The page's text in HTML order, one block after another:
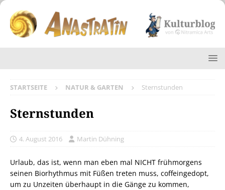
STARTSEITE NATUR & GARTEN Sternstunden
Sternstunden
4. August 2016 Martin Dühning
Urlaub, das ist, wenn man eben mal NICHT frühmorgens
seinen Biorhythmus mit Füßen treten muss, coffeingedopt,
um zu Unzeiten überhaupt in die Gänge zu kommen,